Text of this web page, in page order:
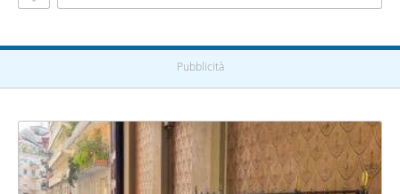
Pubblicità